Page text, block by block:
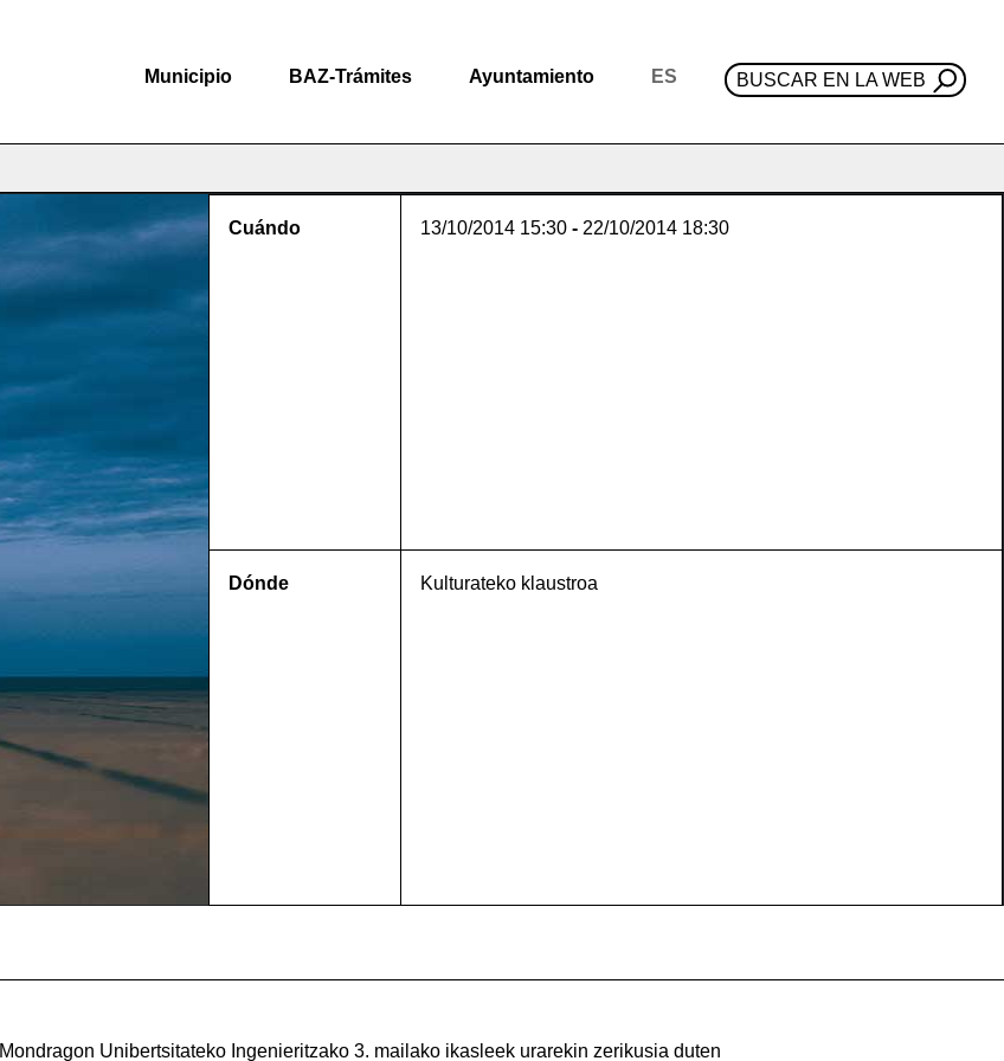
Municipio BAZ-Trámites Ayuntamiento ES BUSCAR EN LA WEB
Cuándo 13/10/2014 15:30 - 22/10/2014 18:30
Dónde Kulturateko klaustroa
Mondragon Unibertsitateko Ingenieritzako 3. mailako ikasleek urarekin zerikusia duten